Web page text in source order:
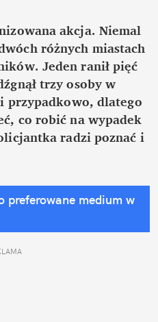
akcja. Niemal
różnych miastach
Jeden ranił pięć
trzy osoby w
dlatego
co robić na wypadek
radzi poznać i
preferowane medium w